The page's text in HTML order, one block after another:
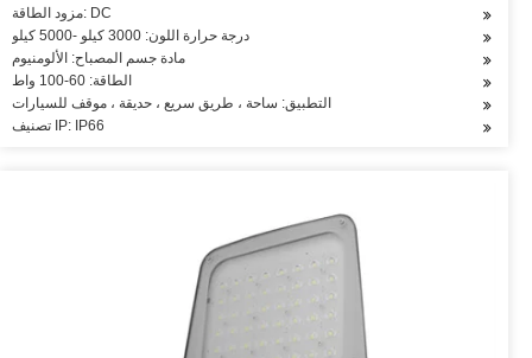
مزود الطاقة: DC
درجة حرارة اللون: 3000 كيلو -5000 كيلو
مادة جسم المصباح: الألومنيوم
الطاقة: 60-100 واط
التطبيق: ساحة ، طريق سريع ، حديقة ، موقف للسيارات
تصنيف IP: IP66